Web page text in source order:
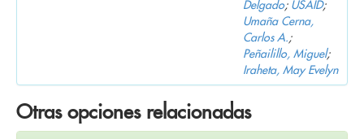
Delgado; USAID;
Umaña Cerna,
Carlos A.;
Peñailillo, Miguel;
Iraheta, May Evelyn
Otras opciones relacionadas